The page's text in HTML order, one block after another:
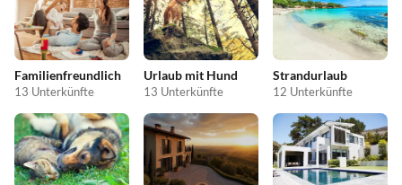
Familienfreundlich
13 Unterkünfte
Urlaub mit Hund
13 Unterkünfte
Strandurlaub
12 Unterkünfte